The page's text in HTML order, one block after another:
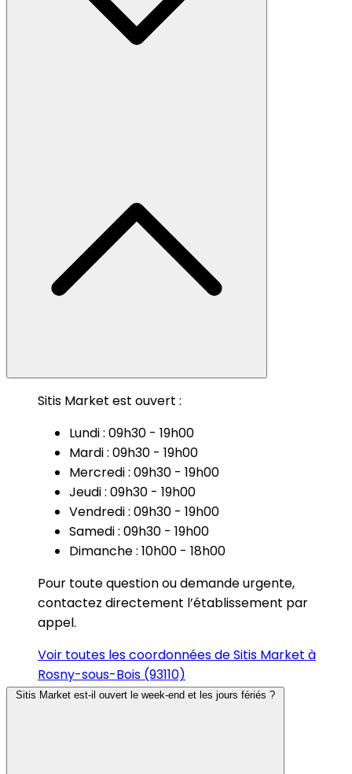
Sitis Market est ouvert :
Lundi : 09h30 - 19h00
Mardi : 09h30 - 19h00
Mercredi : 09h30 - 19h00
Jeudi : 09h30 - 19h00
Vendredi : 09h30 - 19h00
Samedi : 09h30 - 19h00
Dimanche : 10h00 - 18h00
Pour toute question ou demande urgente,
contactez directement l’établissement par
appel.
Voir toutes les coordonnées de Sitis Market à
Rosny-sous-Bois (93110)
Sitis Market est-il ouvert le week-end et les jours fériés ?